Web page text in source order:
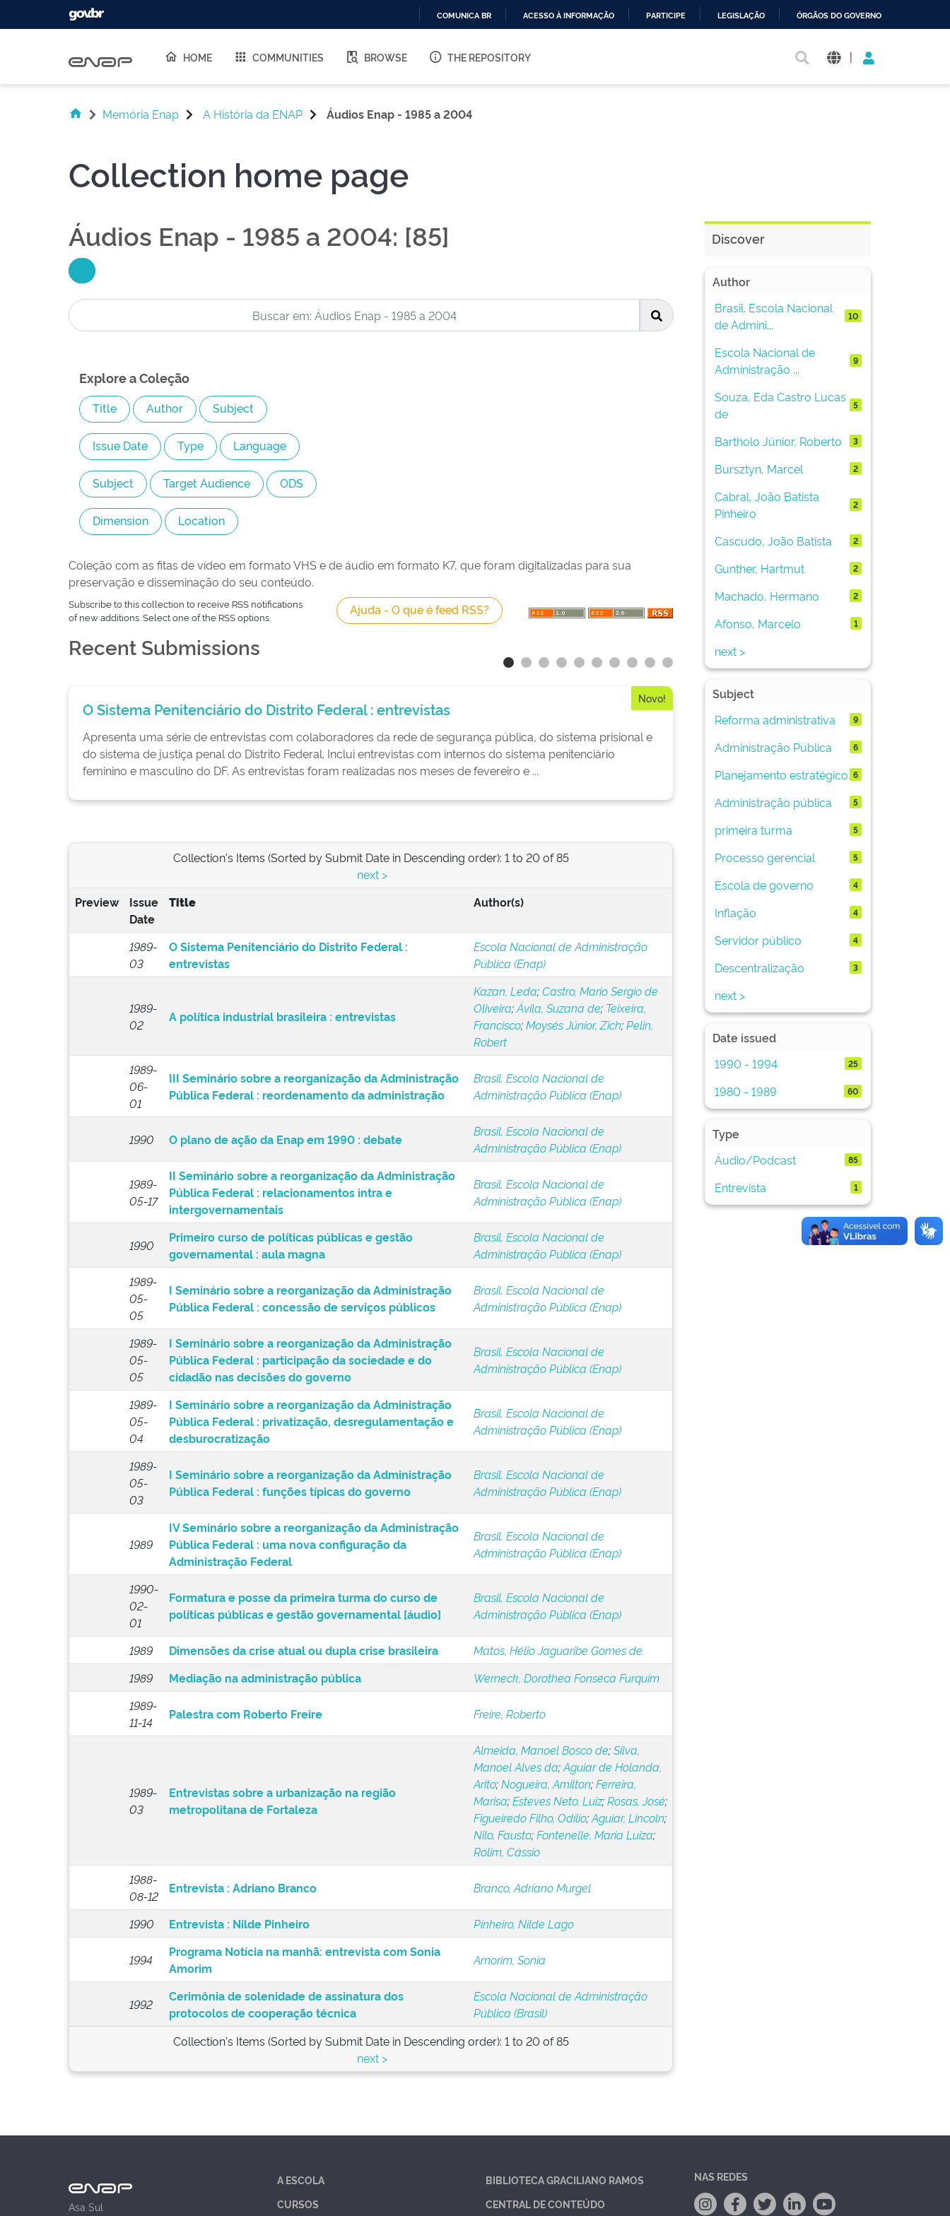
O
COMUNICA BR ACESSO À INFORMAÇÃO PARTICIPE LEGISLAÇÃO ÓRGÃOS DO GOVERNO
HOME COMMUNITIES BROWSE THE REPOSITORY |
Memória Enap A História da ENAP Áudios Enap - 1985 a 2004
Collection home page
Áudios Enap - 1985 a 2004: [85]
Explore a Coleção
Coleção com as fitas de vídeo em formato VHS e de áudio em formato K7, que foram digitalizadas para sua
preservação e disseminação do seu conteúdo.
Subscribe to this collection to receive RSS notifications
of new additions. Select one of the RSS options.
Ajuda - O que é feed RSS?
Recent Submissions
Novo!
O Sistema Penitenciário do Distrito Federal : entrevistas
Apresenta uma série de entrevistas com colaboradores da rede de segurança pública, do sistema prisional e
do sistema de justiça penal do Distrito Federal. Inclui entrevistas com internos do sistema penitenciário
feminino e masculino do DF. As entrevistas foram realizadas nos meses de fevereiro e ...
Collection's Items (Sorted by Submit Date in Descending order): 1 to 20 of 85
next >
Preview
Issue
Date
Title Author(s)
1989-
03
O Sistema Penitenciário do Distrito Federal :
entrevistas
Escola Nacional de Administração
Pública (Enap)
1989-
02
A política industrial brasileira : entrevistas
Kazan, Leda;Castro, Mario Sergio de
Oliveira;Ávila, Suzana de; Teixeira,
Francisco;Moysés Júnior, Zich;Pelin,
Robert
1989-
06-
01
III Seminário sobre a reorganização da Administração
Pública Federal : reordenamento da administração
Brasil. Escola Nacional de
Administração Pública (Enap)
1990 O plano de ação da Enap em 1990 : debate
Brasil. Escola Nacional de
Administração Pública (Enap)
1989-
05-17
II Seminário sobre a reorganização da Administração
Pública Federal : relacionamentos intra e
intergovernamentais
Brasil. Escola Nacional de
Administração Pública (Enap)
1990
Primeiro curso de políticas públicas e gestão
governamental : aula magna
Brasil. Escola Nacional de
Administração Pública (Enap)
1989-
05-
05
I Seminário sobre a reorganização da Administração
Pública Federal : concessão de serviços públicos
Brasil. Escola Nacional de
Administração Pública (Enap)
1989-
05-
05
I Seminário sobre a reorganização da Administração
Pública Federal : participação da sociedade e do
cidadão nas decisões do governo
Brasil. Escola Nacional de
Administração Pública (Enap)
1989-
05-
04
I Seminário sobre a reorganização da Administração
Pública Federal : privatização, desregulamentação e
desburocratização
Brasil. Escola Nacional de
Administração Pública (Enap)
1989-
05-
03
I Seminário sobre a reorganização da Administração
Pública Federal : funções típicas do governo
Brasil. Escola Nacional de
Administração Pública (Enap)
1989
IV Seminário sobre a reorganização da Administração
Pública Federal : uma nova configuração da
Administração Federal
Brasil. Escola Nacional de
Administração Pública (Enap)
1990-
02-
01
Formatura e posse da primeira turma do curso de
políticas públicas e gestão governamental [áudio]
Brasil. Escola Nacional de
Administração Pública (Enap)
1989 Dimensões da crise atual ou dupla crise brasileira
Matos, Hélio Jaguaribe Gomes de
1989
Mediação na administração pública
Werneck, Dorothea Fonseca Furquim
1989-
11-14
Palestra com Roberto Freire Freire, Roberto
1989-
03
Entrevistas sobre a urbanização na região
metropolitana de Fortaleza
Almeida, Manoel Bosco de;Silva,
Manoel Alves da;Aguiar de Holanda,
Arito;Nogueira, Amilton;Ferreira,
Marisa;Esteves Neto, Luiz;Rosas, José;
Figueiredo Filho, Odílio;Aguiar, Lincoln;
Nilo, Fausto;Fontenelle, Maria Luiza;
Rolim, Cássio
1988-
08-12
Entrevista : Adriano Branco Branco, Adriano Murgel
1990 Entrevista : Nilde Pinheiro Pinheiro, Nilde Lago
1994
Programa Notícia na manhã: entrevista com Sonia
Amorim
Amorim, Sonia
1992
Cerimônia de solenidade de assinatura dos
protocolos de cooperação técnica
Escola Nacional de Administração
Pública (Brasil)
Collection's Items (Sorted by Submit Date in Descending order): 1 to 20 of 85
next >
Discover
Author
Brasil. Escola Nacional
de Admini...
10
Escola Nacional de
Administração ...
9
Souza, Eda Castro Lucas
de
5
Bartholo Júnior, Roberto 3
Bursztyn, Marcel 2
Cabral, João Batista
Pinheiro
2
Cascudo, João Batista 2
Gunther, Hartmut 2
Machado, Hermano 2
Afonso, Marcelo 1
next >
Subject
Reforma administrativa
9
Administração Pública 6
Planejamento estratégico 6
Administração pública 5
primeira turma 5
Processo gerencial 5
Escola de governo 4
Inflação 4
Servidor público 4
Descentralização 3
next >
Date issued
1990 - 1994
25
1980 - 1989 60
Type
Áudio/Podcast
85
Entrevista 1
Asa Sul
A ESCOLA
CURSOS
BIBLIOTECA GRACILIANO RAMOS
CENTRAL DE CONTEÚDO
NAS REDES